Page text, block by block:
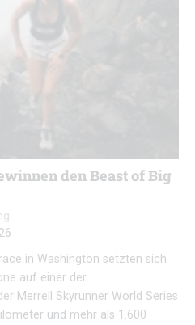
den Beast of Big
in Washington setzten sich
auf einer der
Merrell Skyrunner World Series
und mehr als 1.600